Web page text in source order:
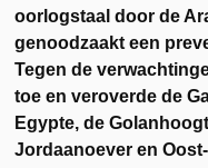
oorlogstaal door de
genoodzaakt een
Tegen de
toe en veroverde de
Egypte, de
Jordaanoever en